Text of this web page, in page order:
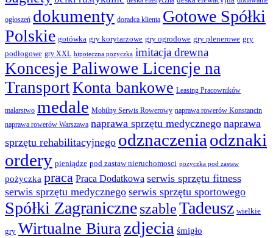
ogłoszeń dokumenty doradca klienta Gotowe Spółki
Polskie gotówka gry korytarzowe gry ogrodowe gry plenerowe gry
podłogowe gry XXL hipoteczna pozyczka imitacja drewna
Koncesje Paliwowe Licencje na
TransportKonta bankowe Leasing Pracowników
malarstwo medale Mobilny Serwis Rowerowy naprawa rowerów Konstancin
naprawa rowerów Warszawa naprawa sprzętu medycznego naprawa
sprzętu rehabilitacyjnego odznaczenia odznaki
ordery pieniądze pod zastaw nieruchomosci pozyczka pod zastaw
pożyczka praca Praca Dodatkowa serwis sprzętu fitness
serwis sprzętu medycznego serwis sprzętu sportowego
Spółki ZagraniczneszableTadeusz wielkie
gry Wirtualne Biurazdjecia śmigło